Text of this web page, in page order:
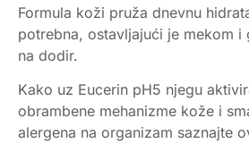
Formula koži pruža dnevnu
potrebna, ostavljajući je mekom i
na dodir.
Kako uz Eucerin pH5 njegu
obrambene mehanizme kože i
alergena na organizam saznajte